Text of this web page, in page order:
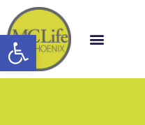
Open toolbar